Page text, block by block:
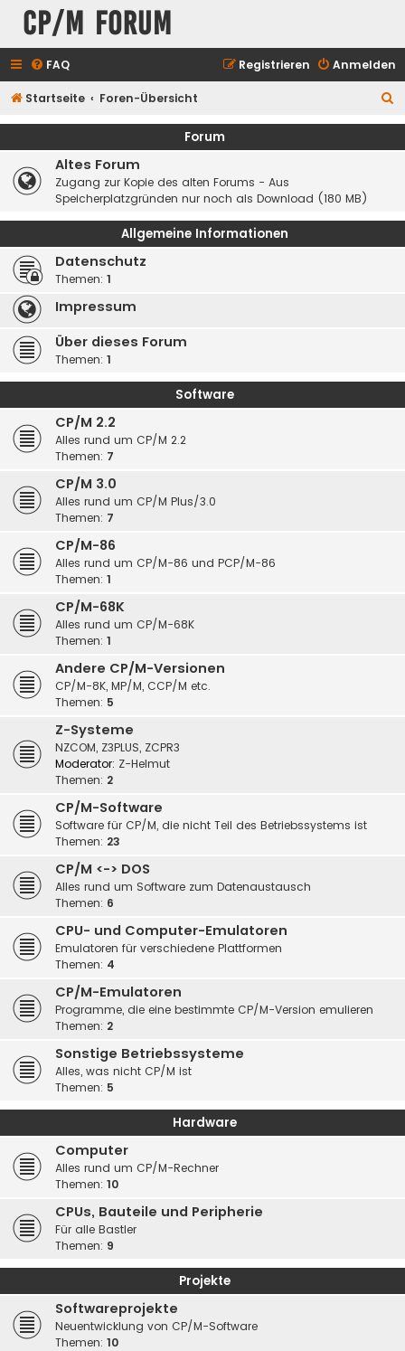
CP/M Forum
FAQ Anmelden
Registrieren
Startseite Foren-Übersicht
u
Forum
Altes Forum
Zugang zur Kopie des alten Forums - Aus
Speicherplatzgründen nur noch als Download (180 MB)
Allgemeine Informationen
Datenschutz
Themen: 1
Impressum
Über dieses Forum
Themen: 1
Software
CP/M 2.2
Alles rund um CP/M 2.2
Themen: 7
CP/M 3.0
Alles rund um CP/M Plus/3.0
Themen: 7
CP/M-86
Alles rund um CP/M-86 und PCP/M-86
Themen: 1
CP/M-68K
Alles rund um CP/M-68K
Themen: 1
Andere CP/M-Versionen
CP/M-8K, MP/M, CCP/M etc.
Themen: 5
Z-Systeme
NZCOM, Z3PLUS, ZCPR3
Moderator: Z-Helmut
Themen: 2
CP/M-Software
Software für CP/M, die nicht Teil des Betriebssystems ist
Themen: 23
CP/M <-> DOS
Alles rund um Software zum Datenaustausch
Themen: 6
CPU- und Computer-Emulatoren
Emulatoren für verschiedene Plattformen
Themen: 4
CP/M-Emulatoren
Programme, die eine bestimmte CP/M-Version emulieren
Themen: 2
Sonstige Betriebssysteme
Alles, was nicht CP/M ist
Themen: 5
Hardware
Computer
Alles rund um CP/M-Rechner
Themen: 10
CPUs, Bauteile und Peripherie
Für alle Bastler
Themen: 9
Projekte
Softwareprojekte
Neuentwicklung von CP/M-Software
Themen: 10